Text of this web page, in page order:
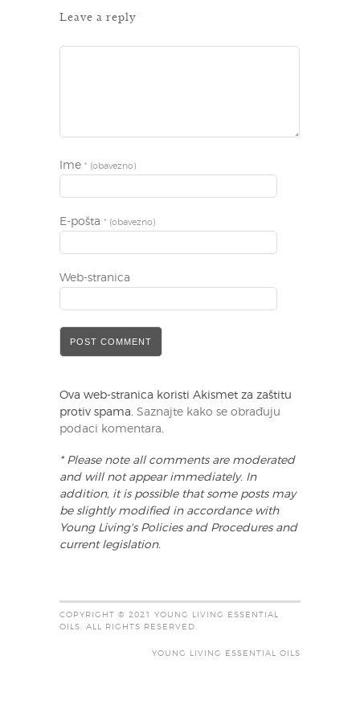
Leave a reply
Ime * (obavezno)
E-pošta * (obavezno)
Web-stranica
Ova web-stranica koristi Akismet za zaštitu
protiv spama. Saznajte kako se obrađuju
podaci komentara.
* Please note all comments are moderated
and will not appear immediately. In
addition, it is possible that some posts may
be slightly modified in accordance with
Young Living's Policies and Procedures and
current legislation.
COPYRIGHT © 2021 YOUNG LIVING ESSENTIAL
OILS. ALL RIGHTS RESERVED.
YOUNG LIVING ESSENTIAL OILS